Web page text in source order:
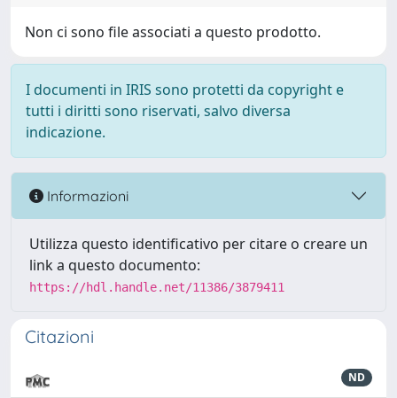
Non ci sono file associati a questo prodotto.
I documenti in IRIS sono protetti da copyright e
tutti i diritti sono riservati, salvo diversa
indicazione.
Informazioni
Utilizza questo identificativo per citare o creare un
link a questo documento:
https://hdl.handle.net/11386/3879411
Citazioni
ND